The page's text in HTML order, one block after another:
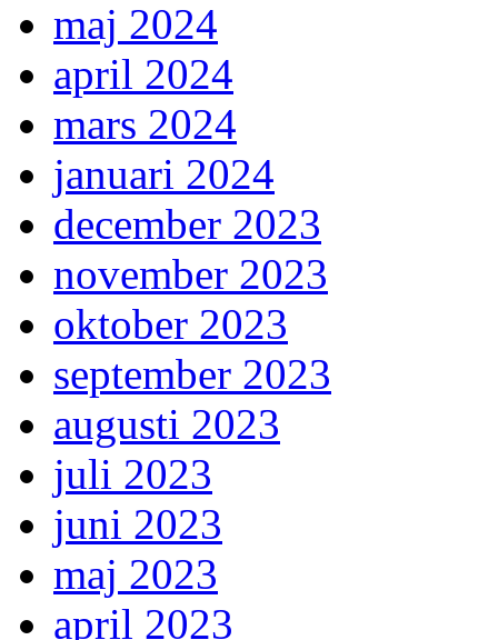
maj 2024
april 2024
mars 2024
januari 2024
december 2023
november 2023
oktober 2023
september 2023
augusti 2023
juli 2023
juni 2023
maj 2023
april 2023